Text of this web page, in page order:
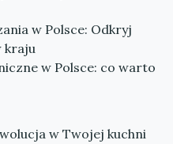
w Polsce: Odkryj
kraju
w Polsce: co warto
w Twojej kuchni